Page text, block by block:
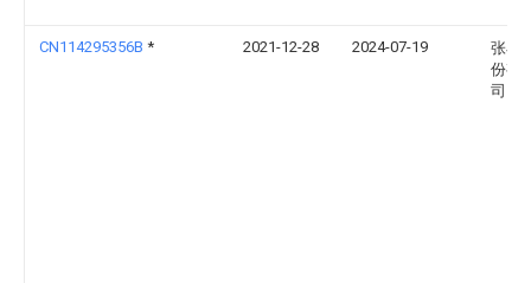
CN114295356B * 2021-12-28 2024-07-19
张小
份有
司